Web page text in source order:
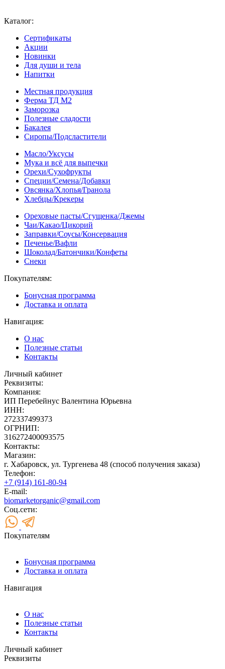
Каталог:
Сертификаты
Акции
Новинки
Для души и тела
Напитки
Местная продукция
Ферма ТД М2
Заморозка
Полезные сладости
Бакалея
Сиропы/Подсластители
Масло/Уксусы
Мука и всё для выпечки
Орехи/Сухофрукты
Специи/Семена/Добавки
Овсянка/Хлопья/Гранола
Хлебцы/Крекеры
Ореховые пасты/Сгущенка/Джемы
Чаи/Какао/Цикорий
Заправки/Соусы/Консервация
Печенье/Вафли
Шоколад/Батончики/Конфеты
Снеки
Покупателям:
Бонусная программа
Доставка и оплата
Навигация:
О нас
Полезные статьи
Контакты
Личный кабинет
Реквизиты:
Компания:
ИП Перебейнус Валентина Юрьевна
ИНН:
272337499373
ОГРНИП:
316272400093575
Контакты:
Магазин:
г. Хабаровск, ул. Тургенева 48 (способ получения заказа)
Телефон:
+7 (914) 161-80-94
E-mail:
biomarketorganic@gmail.com
Соц.сети:
Покупателям
Бонусная программа
Доставка и оплата
Навигация
О нас
Полезные статьи
Контакты
Личный кабинет
Реквизиты